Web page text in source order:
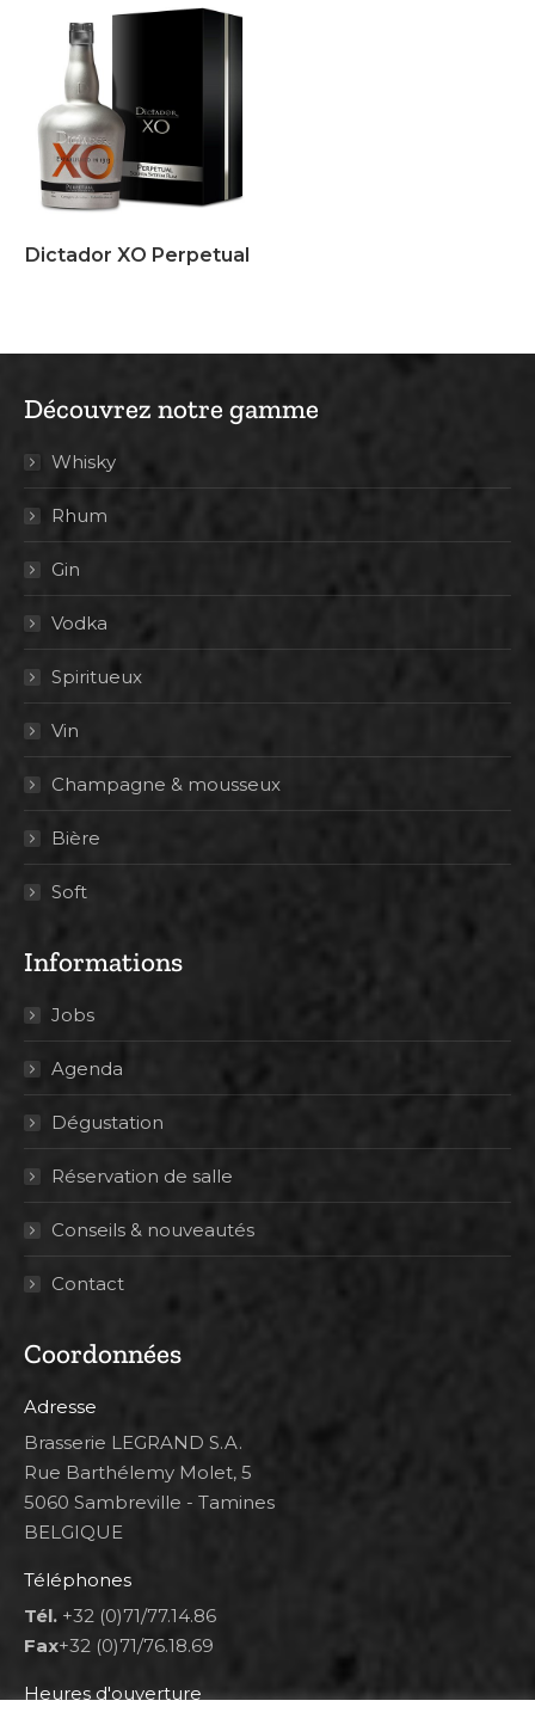
Dictador XO Perpetual
Découvrez notre gamme
Whisky
Rhum
Gin
Vodka
Spiritueux
Vin
Champagne & mousseux
Bière
Soft
Informations
Jobs
Agenda
Dégustation
Réservation de salle
Conseils & nouveautés
Contact
Coordonnées
Adresse
Brasserie LEGRAND S.A.
Rue Barthélemy Molet, 5
5060 Sambreville - Tamines
BELGIQUE
Téléphones
Tél. +32 (0)71/77.14.86
Fax+32 (0)71/76.18.69
Heures d'ouverture